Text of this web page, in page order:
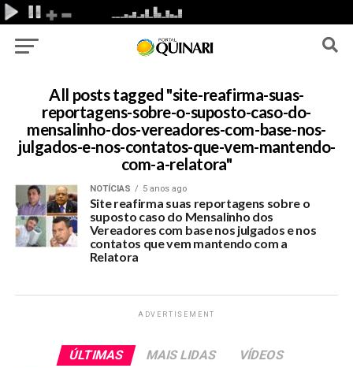
All posts tagged "site-reafirma-suas-
reportagens-sobre-o-suposto-caso-do-
mensalinho-dos-vereadores-com-base-nos-
julgados-e-nos-contatos-que-vem-mantendo-
com-a-relatora"
NOTÍCIAS 5 anos ago
Site reafirma suas reportagens sobre o
suposto caso do Mensalinho dos
Vereadores com base nos julgados e nos
contatos que vem mantendo com a
Relatora
ADVERTISEMENT
ÚLTIMAS MAIS LIDAS VÍDEOS